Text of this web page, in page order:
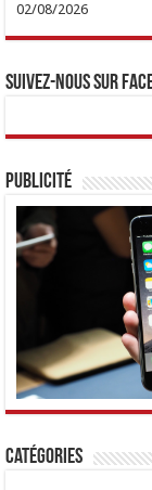
02/08/2026
Suivez-nous sur
Publicité
Catégories